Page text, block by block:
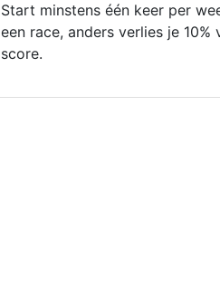
Start minstens één keer per
een race, anders verlies je 10%
score.